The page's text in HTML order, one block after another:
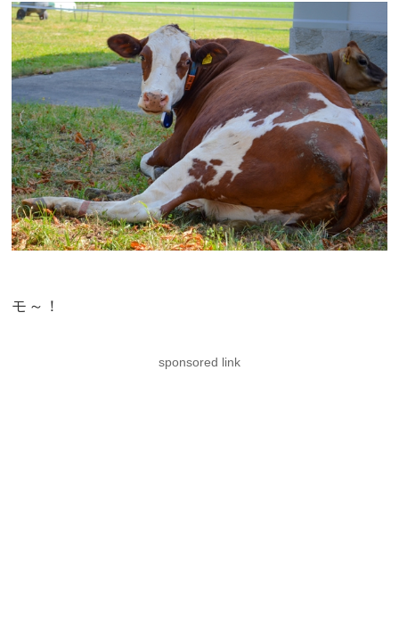
モ～！
sponsored link